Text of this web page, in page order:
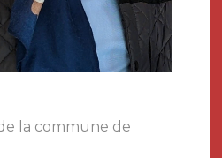
la commune de